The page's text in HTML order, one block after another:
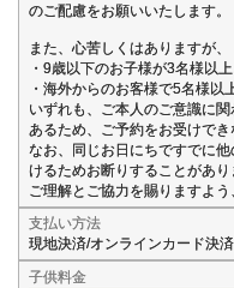
のご配慮をお願いいたします。
また、心苦しくはありますが、
・9歳以下のお子様が3名様以
・海外からのお客様で5名様以
いずれも、ご本人のご意識に
あるため、ご予約をお受けでき
なお、同じお日にちですでに
けるためお断りすることがあり
ご理解とご協力を賜りますよ
支払い方法
現地決済/オンラインカード決済
子供料金